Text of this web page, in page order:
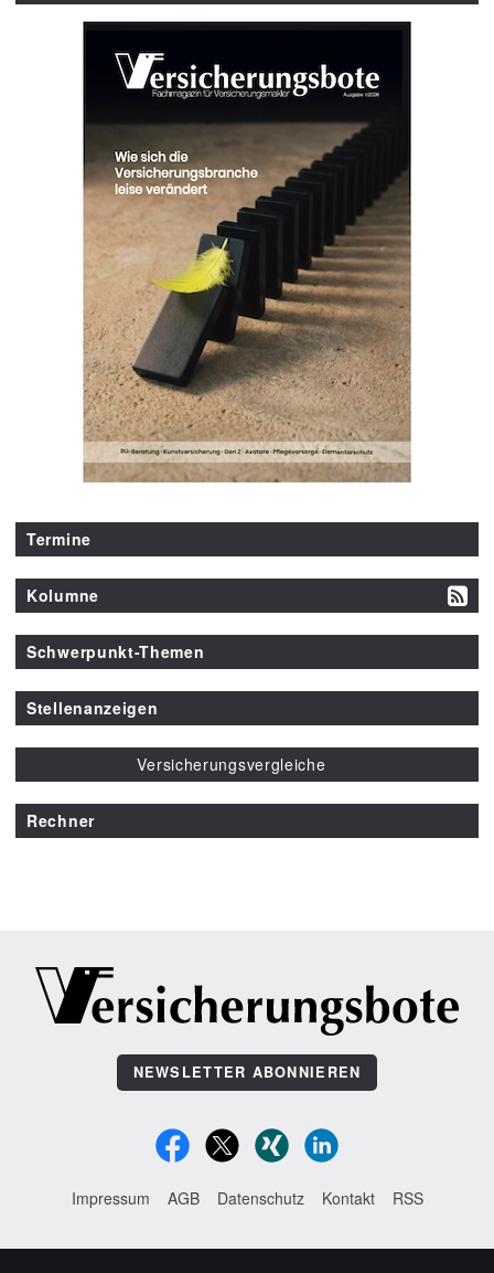
Termine
Kolumne
Schwerpunkt-Themen
Stellenanzeigen
Versicherungsvergleiche
Rechner
NEWSLETTER ABONNIEREN
Impressum AGB Datenschutz Kontakt RSS